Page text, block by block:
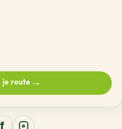
je route→